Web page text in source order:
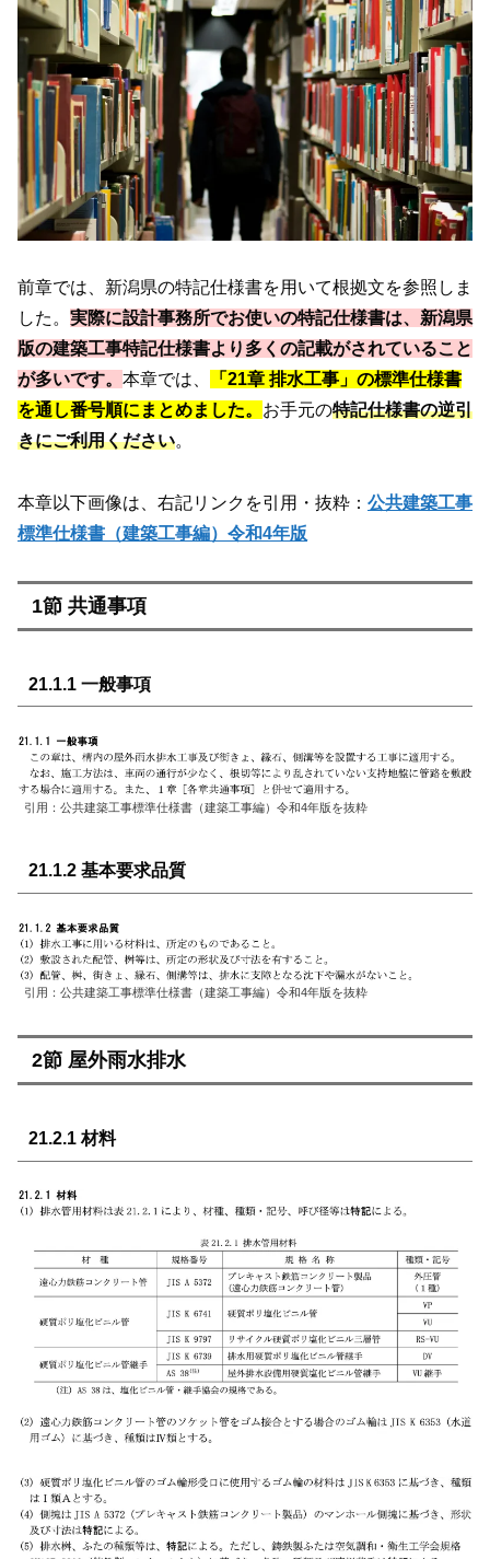
前章では、新潟県の特記仕様書を用いて根拠文を参照しま
した。 実際に設計事務所でお使いの特記仕様書は、新潟県
版の建築工事特記仕様書より多くの記載がされていること
が多いです。 本章では、 「 21章 排水工事」の標準仕様書
を通し番号順にまとめました。 お手元の特記仕様書の逆引
きにご利用ください。
本章以下画像は、右記リンクを引用・抜粋： 公共建築工事
標準仕様書（建築工事編）令和4年版
1節 共通事項
21.1.1 一般事項
引用：公共建築工事標準仕様書（建築工事編）令和4年版を抜粋
21.1.2 基本要求品質
引用：公共建築工事標準仕様書（建築工事編）令和4年版を抜粋
2節 屋外雨水排水
21.2.1 材料